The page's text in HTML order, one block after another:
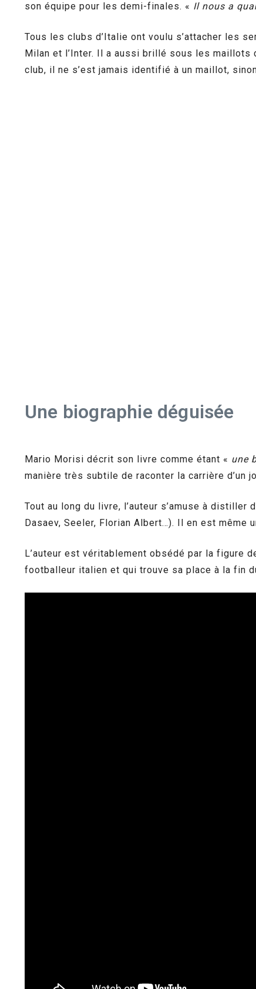
son équipe pour les demi-finales. « Il nous a
Tous les clubs d’Italie ont voulu s’attacher les
Milan et l’Inter. Il a aussi brillé sous les maillots
club, il ne s’est jamais identifié à un maillot,
Une biographie déguisée
Mario Morisi décrit son livre comme étant « une
manière très subtile de raconter la carrière d’un
Tout au long du livre, l’auteur s’amuse à
Dasaev, Seeler, Florian Albert…). Il en est même
L’auteur est véritablement obsédé par la figure
footballeur italien et qui trouve sa place à la fin